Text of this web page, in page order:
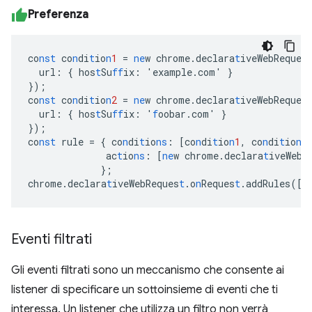
Preferenza
const condition1 = new chrome.declarativeWebReques
url : { hostSuffix : 'example.com'
}
});
const condition2 = new chrome.declarativeWebReques
url : { hostSuffix : ' foobar.com'
}
});
const rule = { conditions : [condition1 , condition
actions : [new chrome.declarat
} ;
chrome.declarativeWebRequest .onRequest .addRules( [
Eventi filtrati
Gli eventi filtrati sono un meccanismo che consente ai
listener di specificare un sottoinsieme di eventi che ti
interessa. Un listener che utilizza un filtro non verrà